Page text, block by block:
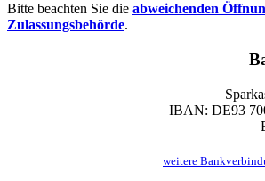
Bitte beachten Sie die abweichenden
Zulassungsbehörde.
IBAN: DE93
weitere